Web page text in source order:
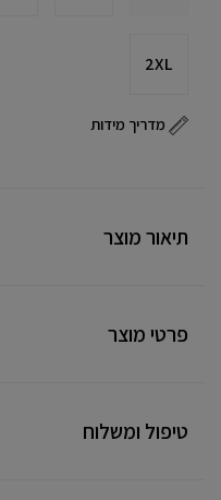
2XL
מדריך מידות
תיאור מוצר
פרטי מוצר
טיפול ומשלוח